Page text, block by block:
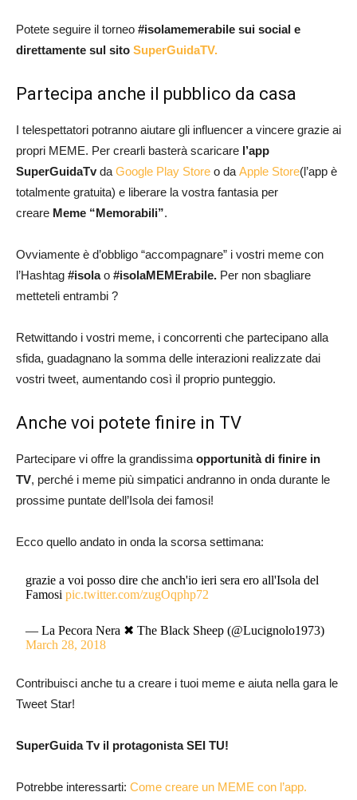
Potete seguire il torneo #isolamemerabile sui social e
direttamente sul sito SuperGuidaTV.
Partecipa anche il pubblico da casa
I telespettatori potranno aiutare gli influencer a vincere grazie ai
propri MEME. Per crearli basterà scaricare l’app
SuperGuidaTvda Google Play Store o da Apple Store(l’app è
totalmente gratuita) e liberare la vostra fantasia per
creare Meme “Memorabili”.
Ovviamente è d’obbligo “accompagnare” i vostri meme con
l’Hashtag #isolao #isolaMEMErabile. Per non sbagliare
metteteli entrambi ?
Retwittando i vostri meme, i concorrenti che partecipano alla
sfida, guadagnano la somma delle interazioni realizzate dai
vostri tweet, aumentando così il proprio punteggio.
Anche voi potete finire in TV
Partecipare vi offre la grandissima opportunità di finire in
TV, perché i meme più simpatici andranno in onda durante le
prossime puntate dell’Isola dei famosi!
Ecco quello andato in onda la scorsa settimana:
grazie a voi posso dire che anch'io ieri sera ero all'Isola del
Famosipic.twitter.com/zugOqphp72
— La Pecora Nera ✖ The Black Sheep (@Lucignolo1973)
March 28, 2018
Contribuisci anche tu a creare i tuoi meme e aiuta nella gara le
Tweet Star!
SuperGuida Tv il protagonista SEI TU!
Potrebbe interessarti: Come creare un MEME con l’app.